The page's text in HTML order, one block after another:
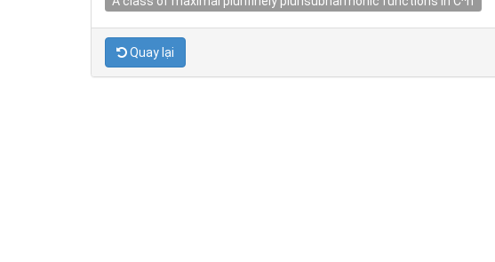
Quay lại